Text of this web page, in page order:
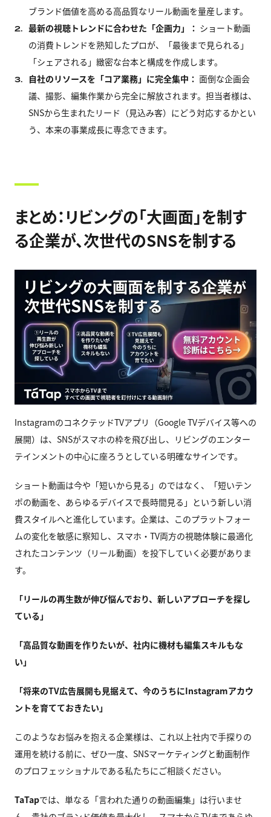
ブランド価値を高める高品質なリール動画を量産します。
2. 最新の視聴トレンドに合わせた「企画力」： ショート動画
の消費トレンドを熟知したプロが、「最後まで見られる」
「シェアされる」緻密な台本と構成を作成します。
3. 自社のリソースを「コア業務」に完全集中： 面倒な企画会
議、撮影、編集作業から完全に解放されます。担当者様は、
SNSから生まれたリード（見込み客）にどう対応するかとい
う、本来の事業成長に専念できます。
まとめ：リビングの「大画面」を制す
る企業が、次世代のSNSを制する
InstagramのコネクテッドTVアプリ（Google TVデバイス等への
展開）は、SNSがスマホの枠を飛び出し、リビングのエンター
テインメントの中心に座ろうとしている明確なサインです。
ショート動画は今や「短いから見る」のではなく、「短いテン
ポの動画を、あらゆるデバイスで長時間見る」という新しい消
費スタイルへと進化しています。企業は、このプラットフォー
ムの変化を敏感に察知し、スマホ・TV両方の視聴体験に最適化
されたコンテンツ（リール動画）を投下していく必要がありま
す。
「リールの再生数が伸び悩んでおり、新しいアプローチを探し
ている」
「高品質な動画を作りたいが、社内に機材も編集スキルもな
い」
「将来のTV広告展開も見据えて、今のうちにInstagramアカウ
ントを育てておきたい」
このようなお悩みを抱える企業様は、これ以上社内で手探りの
運用を続ける前に、ぜひ一度、SNSマーケティングと動画制作
のプロフェッショナルである私たちにご相談ください。
TaTapでは、単なる「言われた通りの動画編集」は行いませ